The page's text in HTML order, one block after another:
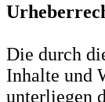
Die durch
Inhalte und
unterliegen